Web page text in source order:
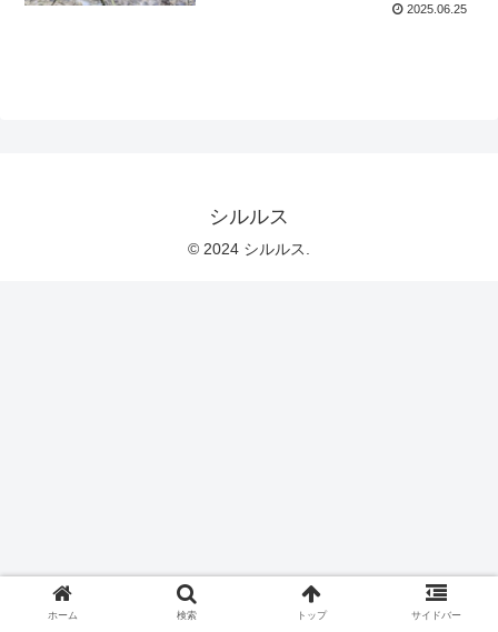
2025.06.25
シルルス
© 2024 シルルス.
ホーム 検索 トップ サイドバー